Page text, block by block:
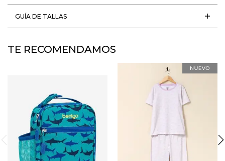
GUÍA DE TALLAS
TE RECOMENDAMOS